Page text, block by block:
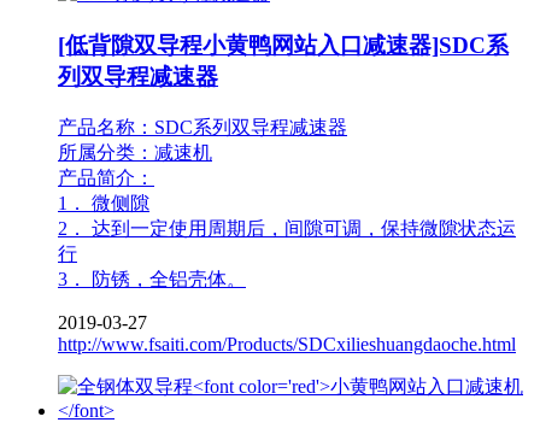
[低背隙双导程小黄鸭网站入口减速器]SDC系
列双导程减速器
产品名称：SDC系列双导程减速器
所属分类：减速机
产品简介：
1． 微侧隙
2． 达到一定使用周期后，间隙可调，保持微隙状态运
行
3． 防锈，全铝壳体。
2019-03-27
http://www.fsaiti.com/Products/SDCxilieshuangdaoche.html